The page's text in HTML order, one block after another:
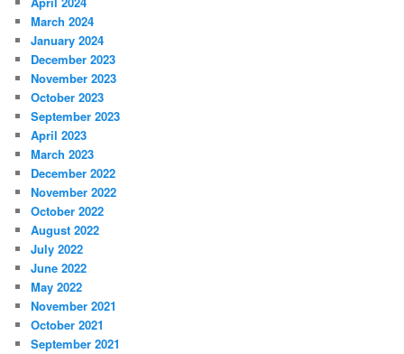
March 2024
January 2024
December 2023
November 2023
October 2023
September 2023
April 2023
March 2023
December 2022
November 2022
October 2022
August 2022
July 2022
June 2022
May 2022
November 2021
October 2021
September 2021